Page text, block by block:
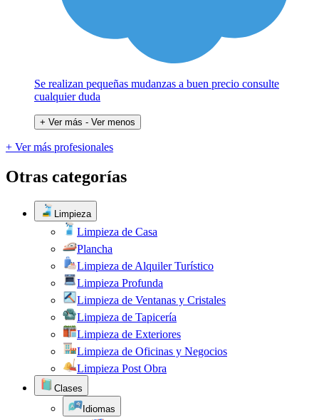
Se realizan pequeñas mudanzas a buen precio consulte
cualquier duda
+ Ver más - Ver menos
+ Ver más profesionales
Otras categorías
Limpieza
Limpieza de Casa
Plancha
Limpieza de Alquiler Turístico
Limpieza Profunda
Limpieza de Ventanas y Cristales
Limpieza de Tapicería
Limpieza de Exteriores
Limpieza de Oficinas y Negocios
Limpieza Post Obra
Clases
Idiomas